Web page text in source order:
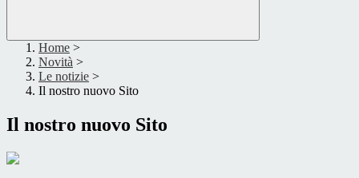
Home >
Novità >
Le notizie >
Il nostro nuovo Sito
Il nostro nuovo Sito